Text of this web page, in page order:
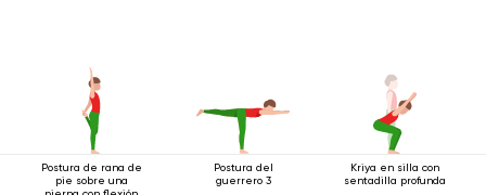
Postura de rana de
pie sobre una
Postura del
guerrero 3
Kriya en silla con
sentadilla profunda